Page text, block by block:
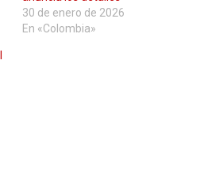
30 de enero de 2026
En «Colombia»